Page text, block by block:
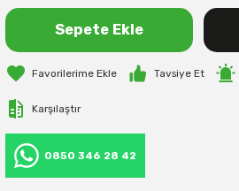
Sepete Ekle
Tavsiye Et
Karşılaştır
0850 346 28 42